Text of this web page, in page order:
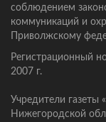
соблюдением
коммуникаций и
Приволжскому
Регистрационный
2007 г.
Учредители газеты
Нижегородской